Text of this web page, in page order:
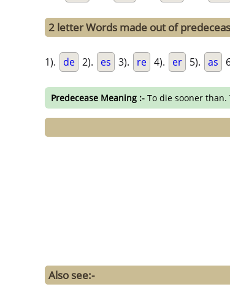
2 letter Words made out of
1). de 2). es 3). re 4). er 5). as
Predecease Meaning :- To die sooner
Also see:-